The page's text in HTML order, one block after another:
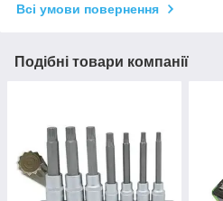
Всі умови повернення
Подібні товари компанії